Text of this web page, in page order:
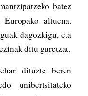
batez
altuena.
dagozkigu, eta
ditu guretzat.
dituzte beren
unibertsitateko